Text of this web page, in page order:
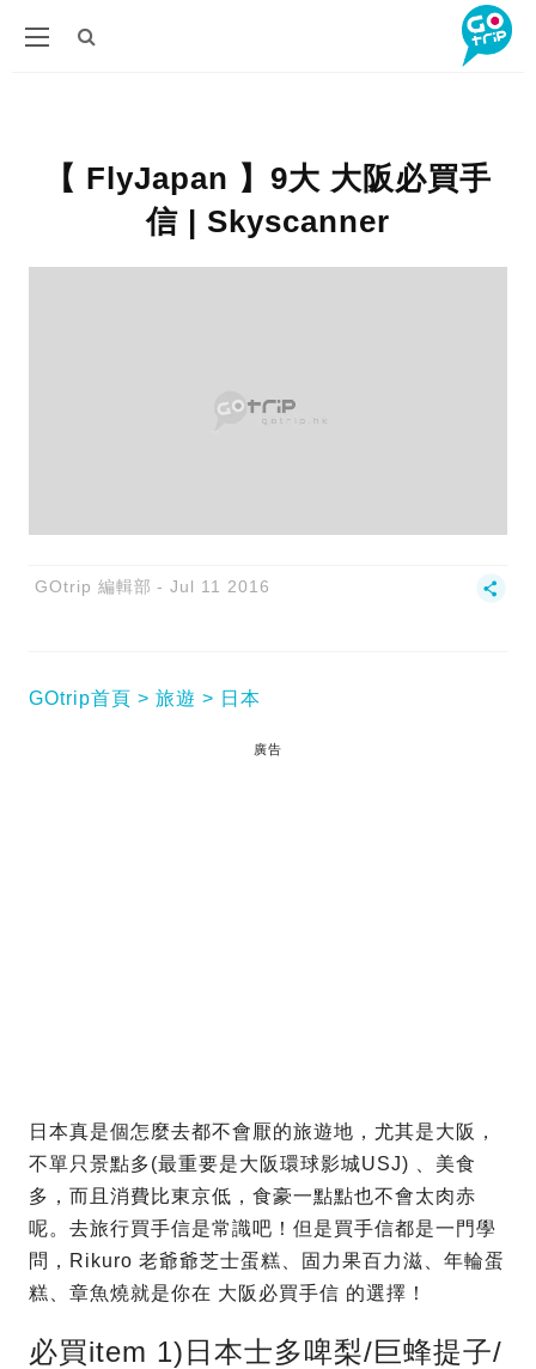
【 FlyJapan 】9大 大阪必買手
信 | Skyscanner
GOtrip 編輯部 Jul 11 2016
GOtrip首頁 旅遊 日本
廣告
日本真是個怎麼去都不會厭的旅遊地，尤其是大阪，
不單只景點多(最重要是大阪環球影城USJ) 、美食
多，而且消費比東京低，食豪一點點也不會太肉赤
呢。去旅行買手信是常識吧！但是買手信都是一門學
問，Rikuro 老爺爺芝士蛋糕、固力果百力滋、年輪蛋
糕、章魚燒就是你在 大阪必買手信 的選擇！
必買item 1)日本士多啤梨/巨蜂提子/